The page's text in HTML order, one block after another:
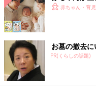
赤ちゃん・育児
お墓の撤去
PR(くらしの話題)